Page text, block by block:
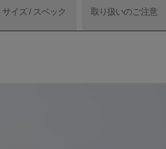
サイズ / スペック 取り扱いのご注意